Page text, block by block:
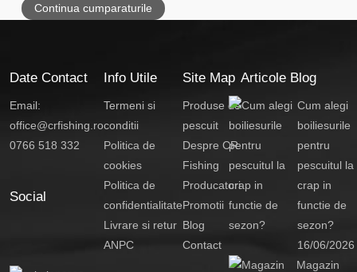
Continua cumparaturile
Date Contact
Email:
office@crfishing.ro
0766 518 332
Social
Info Utile
Termeni si
conditii
Politica de
cookies
Politica de
confidentialitate
Livrare si retur
ANPC
Site Map
Produse de
pescuit
Despre CR
Fishing
Producatori
Promotii
Blog
Contact
Articole Blog
Cum alegi
boiliesurile
pentru
pescuitul la
crap in
functie de
sezon?
16/06/2026
Magazin